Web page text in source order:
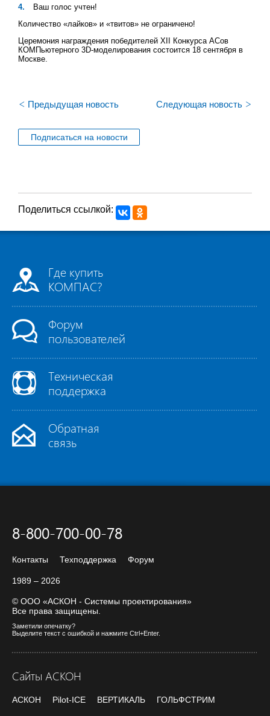
Ваш голос учтен!
Количество «лайков» и «твитов» не ограничено!
Церемония награждения победителей XII Конкурса АСов
КОМПьютерного 3D-моделирования состоится 18 сентября в
Москве.
< Предыдущая новость Следующая новость >
Подписаться на новости
Поделиться ссылкой:
Где купить
КОМПАС?
Форум
пользователей
Техническая
поддержка
Обратная
связь
8-800-700-00-78
Контакты Техподдержка Форум
1989 – 2026
© ООО «АСКОН - Системы проектирования»
Все права защищены.
Заметили опечатку?
Выделите текст с ошибкой и нажмите Ctrl+Enter.
Сайты АСКОН
АСКОН Pilot-ICE ВЕРТИКАЛЬ ГОЛЬФСТРИМ